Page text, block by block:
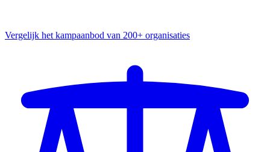
Vergelijk het kampaanbod van 200+ organisaties